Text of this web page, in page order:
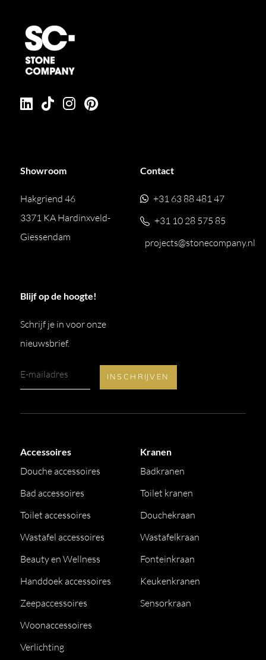
Showroom
Hakgriend 46
3371 KA Hardinxveld-
Giessendam
Contact
+31 63 88 481 47
+31 10 28 575 85
projects@stonecompany.nl
Blijf op de hoogte!
Schrijf je in voor onze
nieuwsbrief.
Accessoires
Douche accessoires
Bad accessoires
Toilet accessoires
Wastafel accessoires
Beauty en Wellness
Handdoek accessoires
Zeepaccessoires
Woonaccessoires
Verlichting
Kranen
Badkranen
Toilet kranen
Douchekraan
Wastafelkraan
Fonteinkraan
Keukenkranen
Sensorkraan